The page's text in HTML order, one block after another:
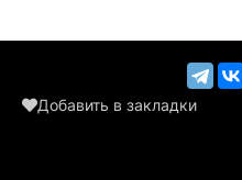
Добавить в закладки